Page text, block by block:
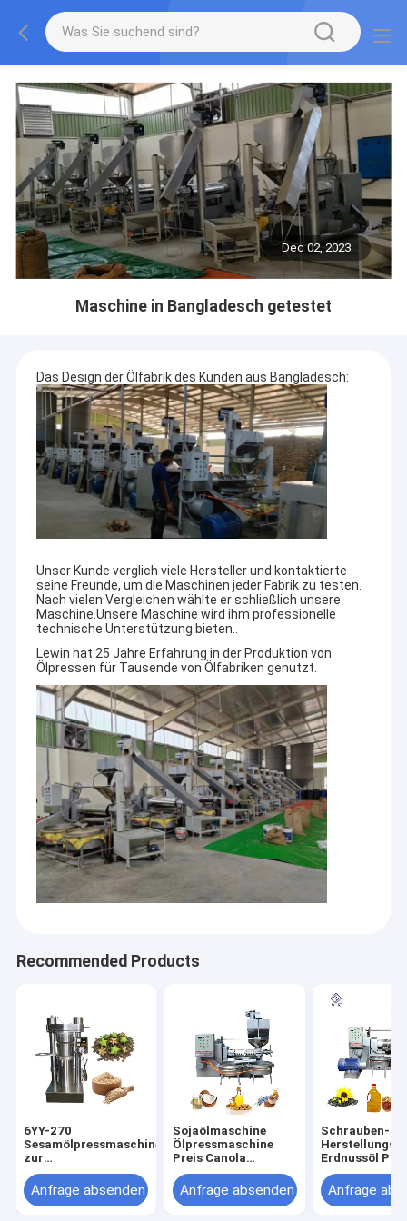
Dec 02, 2023
Maschine in Bangladesch getestet
Das Design der Ölfabrik des Kunden aus Bangladesch:
Unser Kunde verglich viele Hersteller und kontaktierte
seine Freunde, um die Maschinen jeder Fabrik zu testen.
Nach vielen Vergleichen wählte er schließlich unsere
Maschine.Unsere Maschine wird ihm professionelle
technische Unterstützung bieten..
Lewin hat 25 Jahre Erfahrung in der Produktion von
Ölpressen für Tausende von Ölfabriken genutzt.
Recommended Products
6YY-270
Sesamölpressmaschine
zur
fortgeschrittenen
Ölgewinnung
Anfrage absenden
Sojaölmaschine
Ölpressmaschine
Preis Canola
Erdnussölmachmaschine
Mit 380V
Anfrage absenden
Schrauben-
Erdnussöl
120 - 160 kg/h
Kapazitäts-
Anfrage